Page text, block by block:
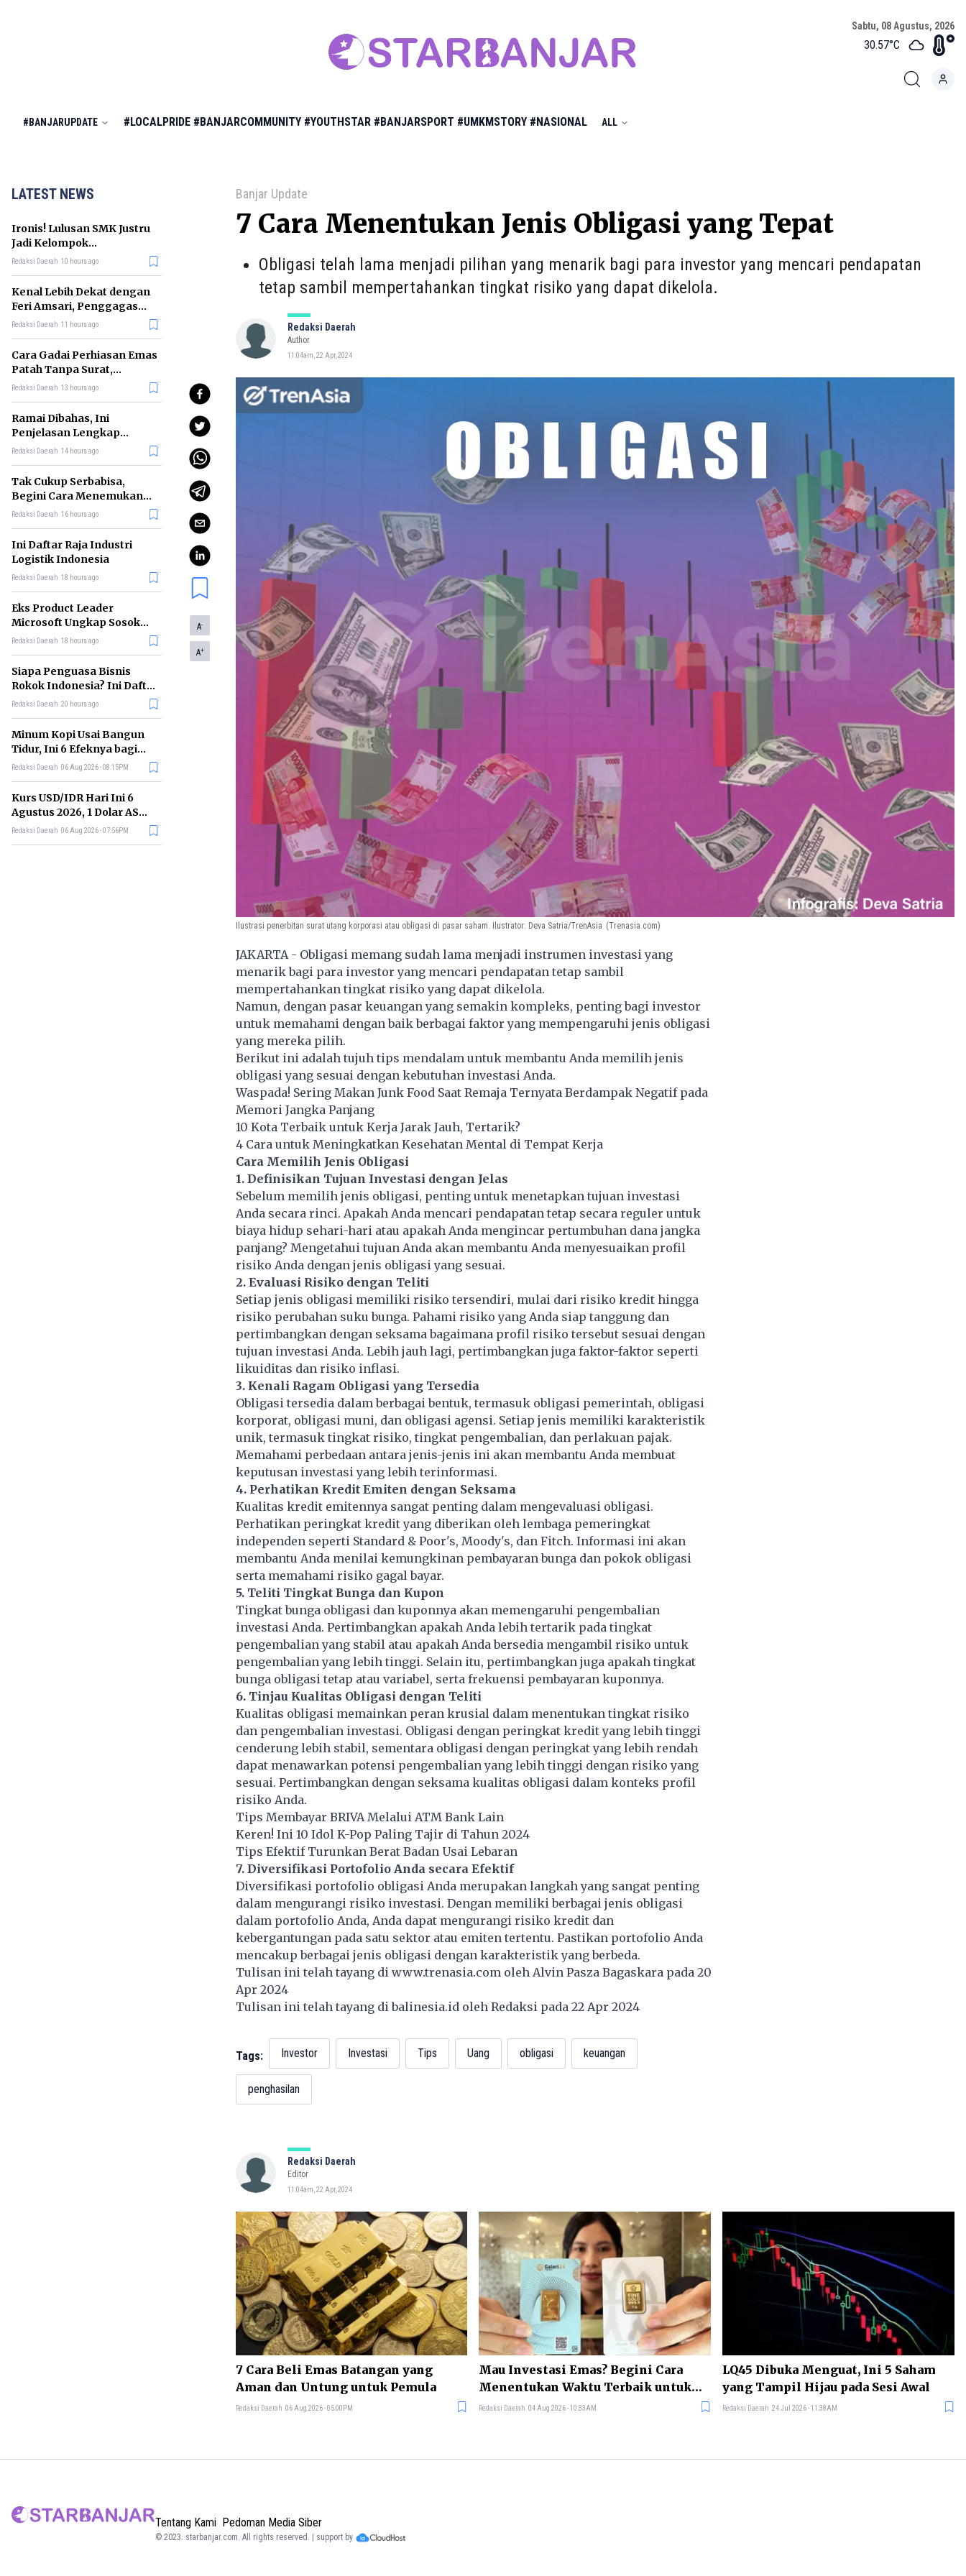
Sabtu, 08 Agustus, 2026
30.57°C
#BANJARUPDATE #LOCALPRIDE #BANJARCOMMUNITY #YOUTHSTAR #BANJARSPORT #UMKMSTORY #NASIONAL ALL
LATEST NEWS
Ironis! Lulusan SMK Justru
Jadi Kelompok
Pengangguran Terbanyak
Redaksi Daerah 10 hours ago
Kenal Lebih Dekat dengan
Feri Amsari, Penggagas
Kabinet Bayangan
Redaksi Daerah 11 hours ago
Cara Gadai Perhiasan Emas
Patah Tanpa Surat,
Ternyata Tetap Bisa!
Redaksi Daerah 13 hours ago
Ramai Dibahas, Ini
Penjelasan Lengkap
tentang Konsep Kabinet
Redaksi Daerah 14 hours ago
Tak Cukup Serbabisa,
Begini Cara Menemukan
'Spike' agar CV Dilirik HR
Redaksi Daerah 16 hours ago
Ini Daftar Raja Industri
Logistik Indonesia
Redaksi Daerah 18 hours ago
Eks Product Leader
Microsoft Ungkap Sosok
yang Paling Cocok
Redaksi Daerah 18 hours ago
Siapa Penguasa Bisnis
Rokok Indonesia? Ini Daftar
Perusahaan Terbesarnya
Redaksi Daerah 20 hours ago
Minum Kopi Usai Bangun
Tidur, Ini 6 Efeknya bagi
Kesehatan Tubuh
Redaksi Daerah 06 Aug 2026 - 08:15PM
Kurs USD/IDR Hari Ini 6
Agustus 2026, 1 Dolar AS
Kini Berapa Rupiah?
Redaksi Daerah 06 Aug 2026 - 07:56PM
Banjar Update
7 Cara Menentukan Jenis Obligasi yang Tepat
Obligasi telah lama menjadi pilihan yang menarik bagi para investor yang mencari pendapatan
tetap sambil mempertahankan tingkat risiko yang dapat dikelola.
Redaksi Daerah
Author
11:04am, 22 Apr, 2024
A-
A+
Ilustrasi penerbitan surat utang korporasi atau obligasi di pasar saham. Ilustrator: Deva Satria/TrenAsia (Trenasia.com)
JAKARTA - Obligasi memang sudah lama menjadi instrumen investasi yang
menarik bagi para investor yang mencari pendapatan tetap sambil
mempertahankan tingkat risiko yang dapat dikelola.
Namun, dengan pasar keuangan yang semakin kompleks, penting bagi investor
untuk memahami dengan baik berbagai faktor yang mempengaruhi jenis obligasi
yang mereka pilih.
Berikut ini adalah tujuh tips mendalam untuk membantu Anda memilih jenis
obligasi yang sesuai dengan kebutuhan investasi Anda.
Waspada! Sering Makan Junk Food Saat Remaja Ternyata Berdampak Negatif pada
Memori Jangka Panjang
10 Kota Terbaik untuk Kerja Jarak Jauh, Tertarik?
4 Cara untuk Meningkatkan Kesehatan Mental di Tempat Kerja
Cara Memilih Jenis Obligasi
1. Definisikan Tujuan Investasi dengan Jelas
Sebelum memilih jenis obligasi, penting untuk menetapkan tujuan investasi
Anda secara rinci. Apakah Anda mencari pendapatan tetap secara reguler untuk
biaya hidup sehari-hari atau apakah Anda mengincar pertumbuhan dana jangka
panjang? Mengetahui tujuan Anda akan membantu Anda menyesuaikan profil
risiko Anda dengan jenis obligasi yang sesuai.
2. Evaluasi Risiko dengan Teliti
Setiap jenis obligasi memiliki risiko tersendiri, mulai dari risiko kredit hingga
risiko perubahan suku bunga. Pahami risiko yang Anda siap tanggung dan
pertimbangkan dengan seksama bagaimana profil risiko tersebut sesuai dengan
tujuan investasi Anda. Lebih jauh lagi, pertimbangkan juga faktor-faktor seperti
likuiditas dan risiko inflasi.
3. Kenali Ragam Obligasi yang Tersedia
Obligasi tersedia dalam berbagai bentuk, termasuk obligasi pemerintah, obligasi
korporat, obligasi muni, dan obligasi agensi. Setiap jenis memiliki karakteristik
unik, termasuk tingkat risiko, tingkat pengembalian, dan perlakuan pajak.
Memahami perbedaan antara jenis-jenis ini akan membantu Anda membuat
keputusan investasi yang lebih terinformasi.
4. Perhatikan Kredit Emiten dengan Seksama
Kualitas kredit emitennya sangat penting dalam mengevaluasi obligasi.
Perhatikan peringkat kredit yang diberikan oleh lembaga pemeringkat
independen seperti Standard & Poor's, Moody's, dan Fitch. Informasi ini akan
membantu Anda menilai kemungkinan pembayaran bunga dan pokok obligasi
serta memahami risiko gagal bayar.
5. Teliti Tingkat Bunga dan Kupon
Tingkat bunga obligasi dan kuponnya akan memengaruhi pengembalian
investasi Anda. Pertimbangkan apakah Anda lebih tertarik pada tingkat
pengembalian yang stabil atau apakah Anda bersedia mengambil risiko untuk
pengembalian yang lebih tinggi. Selain itu, pertimbangkan juga apakah tingkat
bunga obligasi tetap atau variabel, serta frekuensi pembayaran kuponnya.
6. Tinjau Kualitas Obligasi dengan Teliti
Kualitas obligasi memainkan peran krusial dalam menentukan tingkat risiko
dan pengembalian investasi. Obligasi dengan peringkat kredit yang lebih tinggi
cenderung lebih stabil, sementara obligasi dengan peringkat yang lebih rendah
dapat menawarkan potensi pengembalian yang lebih tinggi dengan risiko yang
sesuai. Pertimbangkan dengan seksama kualitas obligasi dalam konteks profil
risiko Anda.
Tips Membayar BRIVA Melalui ATM Bank Lain
Keren! Ini 10 Idol K-Pop Paling Tajir di Tahun 2024
Tips Efektif Turunkan Berat Badan Usai Lebaran
7. Diversifikasi Portofolio Anda secara Efektif
Diversifikasi portofolio obligasi Anda merupakan langkah yang sangat penting
dalam mengurangi risiko investasi. Dengan memiliki berbagai jenis obligasi
dalam portofolio Anda, Anda dapat mengurangi risiko kredit dan
kebergantungan pada satu sektor atau emiten tertentu. Pastikan portofolio Anda
mencakup berbagai jenis obligasi dengan karakteristik yang berbeda.
Tulisan ini telah tayang di www.trenasia.comoleh Alvin Pasza Bagaskara pada 20
Apr 2024
Tulisan ini telah tayang dibalinesia.idoleh Redaksi pada 22 Apr 2024
Tags: Investor Investasi Tips Uang obligasi keuangan
penghasilan
Redaksi Daerah
Editor
11:04am, 22 Apr, 2024
7 Cara Beli Emas Batangan yang
Aman dan Untung untuk Pemula
Redaksi Daerah 06 Aug 2026 - 05:00PM
Mau Investasi Emas? Begini Cara
Menentukan Waktu Terbaik untuk
Membelinya
Redaksi Daerah 04 Aug 2026 - 10:33AM
LQ45 Dibuka Menguat, Ini 5 Saham
yang Tampil Hijau pada Sesi Awal
Redaksi Daerah 24 Jul 2026 - 11:38AM
Tentang Kami Pedoman Media Siber
© 2023. starbanjar.com. All rights reserved. | support by